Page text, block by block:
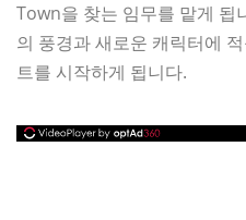
Town을 찾는 임무를 맡게 됩
의 풍경과 새로운 캐릭터에
트를 시작하게 됩니다.